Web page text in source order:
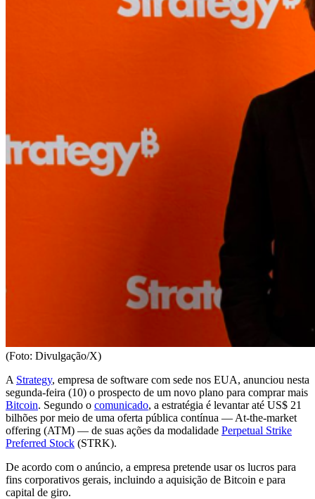
(Foto: Divulgação/X)
A Strategy, empresa de software com sede nos EUA, anunciou nesta
segunda-feira (10) o prospecto de um novo plano para comprar mais
Bitcoin. Segundo o comunicado, a estratégia é levantar até US$ 21
bilhões por meio de uma oferta pública contínua — At-the-market
offering (ATM) — de suas ações da modalidade Perpetual Strike
Preferred Stock (STRK).
De acordo com o anúncio, a empresa pretende usar os lucros para
fins corporativos gerais, incluindo a aquisição de Bitcoin e para
capital de giro.